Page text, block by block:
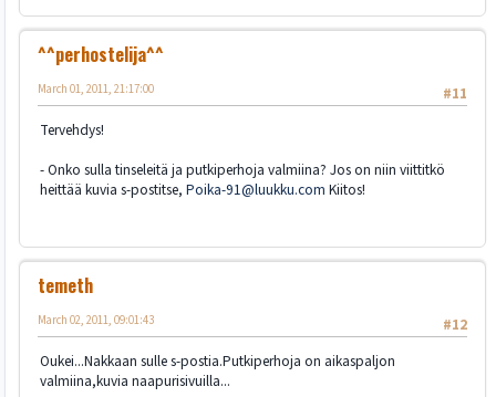
^^perhostelija^^
#11
March 01, 2011, 21:17:00
Tervehdys!
- Onko sulla tinseleitä ja putkiperhoja valmiina? Jos on niin viittitkö
heittää kuvia s-postitse, Poika-91@luukku.com Kiitos!
temeth
#12
March 02, 2011, 09:01:43
Oukei...Nakkaan sulle s-postia.Putkiperhoja on aikaspaljon
valmiina,kuvia naapurisivuilla...